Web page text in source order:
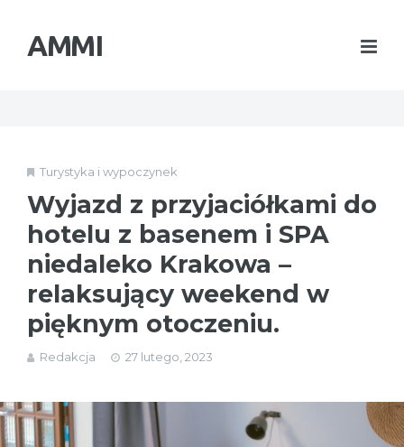
AMMI
Turystyka i wypoczynek
Wyjazd z przyjaciółkami do
hotelu z basenem i SPA
niedaleko Krakowa –
relaksujący weekend w
pięknym otoczeniu.
Redakcja 27 lutego, 2023